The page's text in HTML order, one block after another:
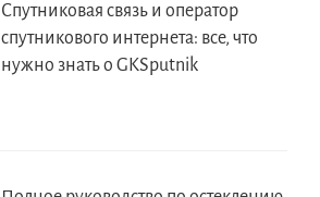
Спутниковая связь и оператор
спутникового интернета: все, что
нужно знать о GKSputnik